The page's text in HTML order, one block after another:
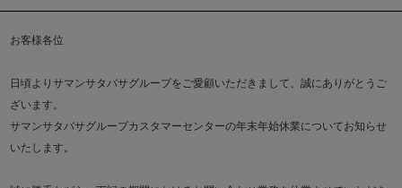
お客様各位
日頃よりサマンサタバサグループをご愛顧いただきまして、誠にありがとうご
ざいます。
サマンサタバサグループカスタマーセンターの年末年始休業についてお知らせ
いたします。